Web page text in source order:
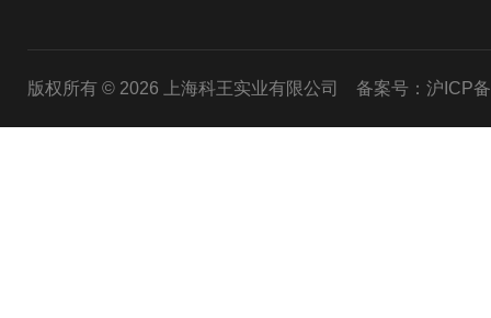
版权所有 © 2026 上海科王实业有限公司 备案号：沪ICP